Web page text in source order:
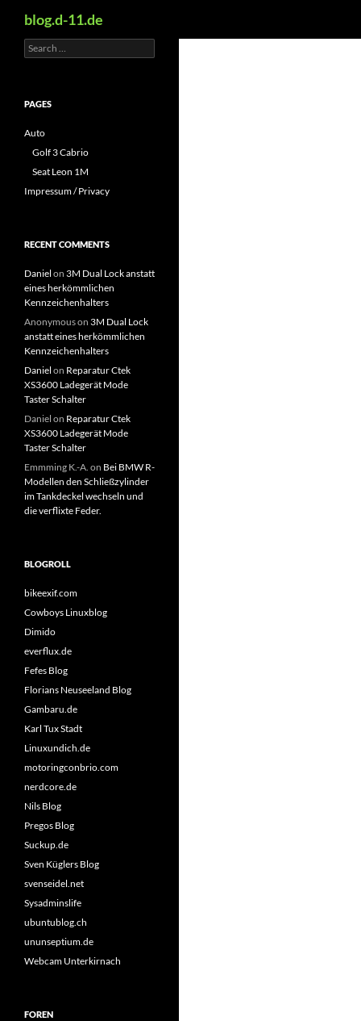
blog.d-11.de
Search
for:
PAGES
Auto
Golf 3 Cabrio
Seat Leon 1M
Impressum / Privacy
RECENT COMMENTS
Daniel on 3M Dual Lock anstatt
eines herkömmlichen
Kennzeichenhalters
Anonymouson 3M Dual Lock
anstatt eines herkömmlichen
Kennzeichenhalters
Daniel on Reparatur Ctek
XS3600 Ladegerät Mode
Taster Schalter
Daniel on Reparatur Ctek
XS3600 Ladegerät Mode
Taster Schalter
Emmming K.-A. on Bei BMW R-
Modellen den Schließzylinder
im Tankdeckel wechseln und
die verflixte Feder.
BLOGROLL
bikeexif.com
Cowboys Linuxblog
Dimido
everflux.de
Fefes Blog
Florians Neuseeland Blog
Gambaru.de
Karl Tux Stadt
Linuxundich.de
motoringconbrio.com
nerdcore.de
Nils Blog
Pregos Blog
Suckup.de
Sven Küglers Blog
svenseidel.net
Sysadminslife
ubuntublog.ch
ununseptium.de
Webcam Unterkirnach
FOREN